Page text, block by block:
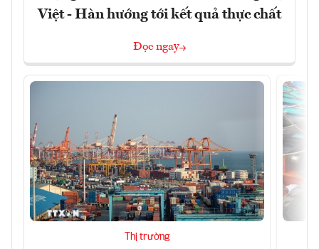
Việt - Hàn hướng tới kết quả thực chất
Đọc ngay
Thị trường